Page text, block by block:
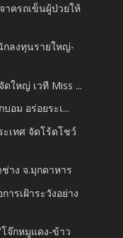
ครถเข็นผู้ป่วยให้
กลงทุนรายใหญ่-
ใหญ่ เวที Miss ...
อม อร่อยระเ...
เทศ จัดโร้ดโชว์
าง จ.มุกดาหาร
รเฝ้าระวังอย่าง
จ๊กหมูแดง-ข้าว